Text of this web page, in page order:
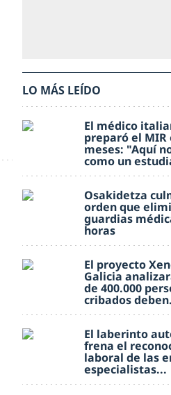
LO MÁS LEÍDO
El médico
preparó el MIR
meses: "Aquí
como un
Osakidetza
orden que
guardias
horas
El proyecto
Galicia
de 400.000
cribados
El laberinto
frena el
laboral de las
especialistas...